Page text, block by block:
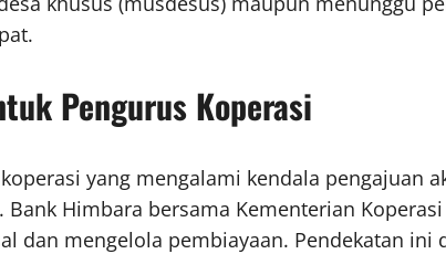
Pengurus Koperasi
yang mengalami kendala pengajuan
Himbara bersama Kementerian
dan mengelola pembiayaan. Pendekatan ini